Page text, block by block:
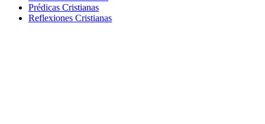
Prédicas Cristianas
Reflexiones Cristianas